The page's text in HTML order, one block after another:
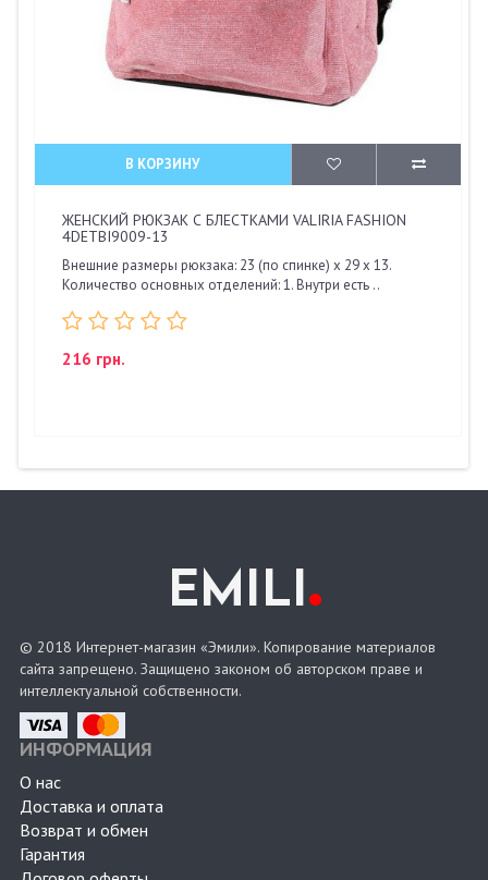
В КОРЗИНУ
ЖЕНСКИЙ РЮКЗАК С БЛЕСТКАМИ VALIRIA FASHION
4DETBI9009-13
Внешние размеры рюкзака: 23 (по спинке) х 29 х 13.
Количество основных отделений: 1. Внутри есть ..
216 грн.
EMILI.
© 2018 Интернет-магазин «Эмили». Копирование материалов
сайта запрещено. Защищено законом об авторском праве и
интеллектуальной собственности.
ИНФОРМАЦИЯ
О нас
Доставка и оплата
Возврат и обмен
Гарантия